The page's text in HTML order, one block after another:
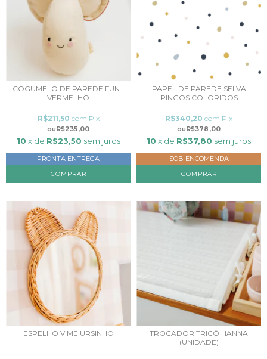
COGUMELO DE PAREDE FUN -
VERMELHO
R$235,00
R$211,50 com Pix
10 x de R$23,50 sem juros
PRONTA ENTREGA
PAPEL DE PAREDE SELVA
PINGOS COLORIDOS
R$378,00
R$340,20 com Pix
10 x de R$37,80 sem juros
SOB ENCOMENDA
COMPRAR
ESPELHO VIME URSINHO
TROCADOR TRICÔ HANNA
(UNIDADE)